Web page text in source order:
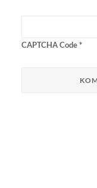
CAPTCHA Code*